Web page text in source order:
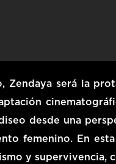
Zendaya será la
desde una
femenino. En
y supervivencia,